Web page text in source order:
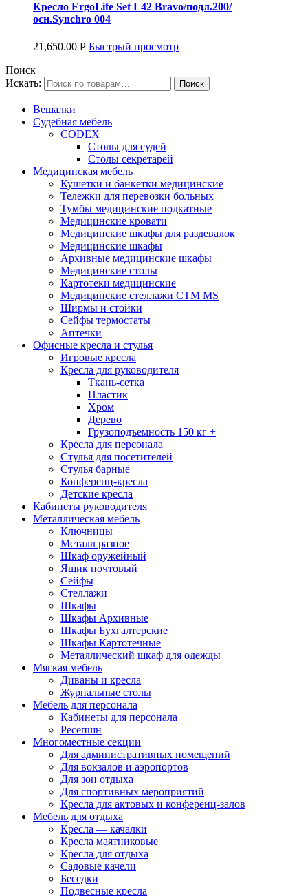
Кресло ErgoLife Set L42 Bravo/подл.200/
осн.Synchro 004
21,650.00 Р Быстрый просмотр
Поиск
Искать:
Вешалки
Судебная мебель
CODEX
Столы для судей
Столы секретарей
Медицинская мебель
Кушетки и банкетки медицинские
Тележки для перевозки больных
Тумбы медицинские подкатные
Медицинские кровати
Медицинские шкафы для раздевалок
Медицинские шкафы
Архивные медицинские шкафы
Медицинские столы
Картотеки медицинские
Медицинские стеллажи CTM MS
Ширмы и стойки
Сейфы термостаты
Аптечки
Офисные кресла и стулья
Игровые кресла
Кресла для руководителя
Ткань-сетка
Пластик
Хром
Дерево
Грузоподъемность 150 кг +
Кресла для персонала
Стулья для посетителей
Стулья барные
Конференц-кресла
Детские кресла
Кабинеты руководителя
Металлическая мебель
Ключницы
Металл разное
Шкаф оружейный
Ящик почтовый
Сейфы
Стеллажи
Шкафы
Шкафы Архивные
Шкафы Бухгалтерские
Шкафы Картотечные
Металлический шкаф для одежды
Мягкая мебель
Диваны и кресла
Журнальные столы
Мебель для персонала
Кабинеты для персонала
Ресепшн
Многоместные секции
Для административных помещений
Для вокзалов и аэропортов
Для зон отдыха
Для спортивных мероприятий
Кресла для актовых и конференц-залов
Мебель для отдыха
Кресла — качалки
Кресла маятниковые
Кресла для отдыха
Садовые качели
Беседки
Подвесные кресла